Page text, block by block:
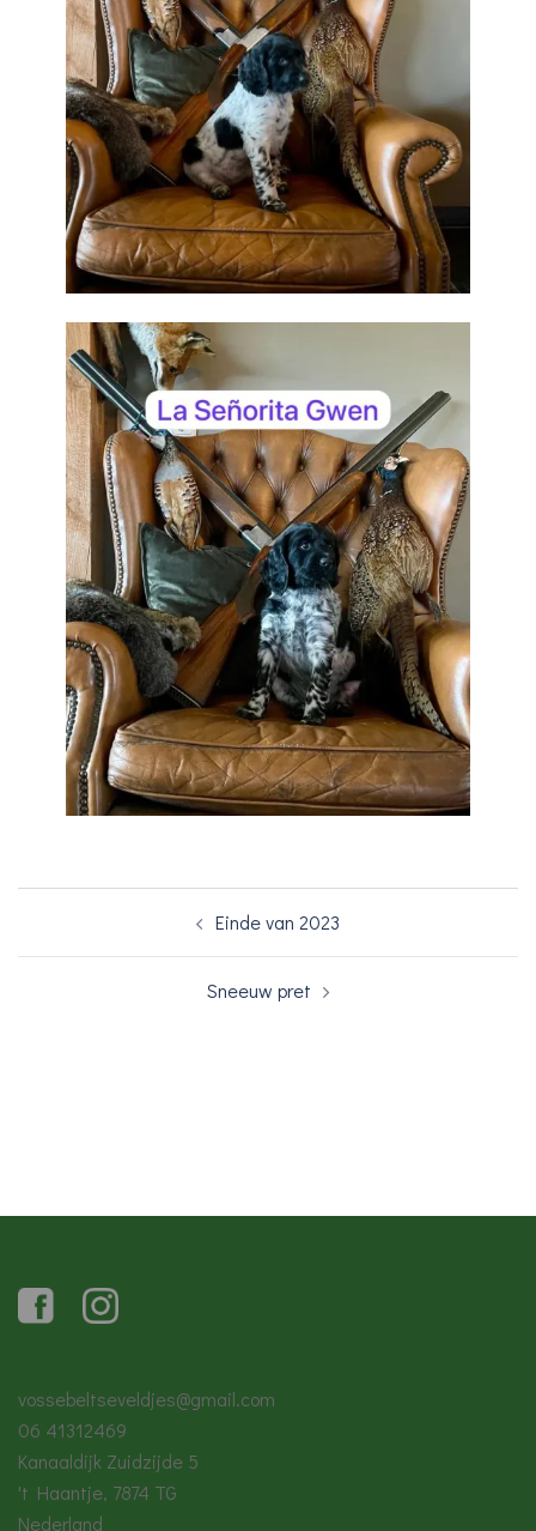
Einde van 2023
Sneeuw pret
vossebeltseveldjes@gmail.com
06 41312469
Kanaaldijk Zuidzijde 5
't Haantje, 7874 TG
Nederland